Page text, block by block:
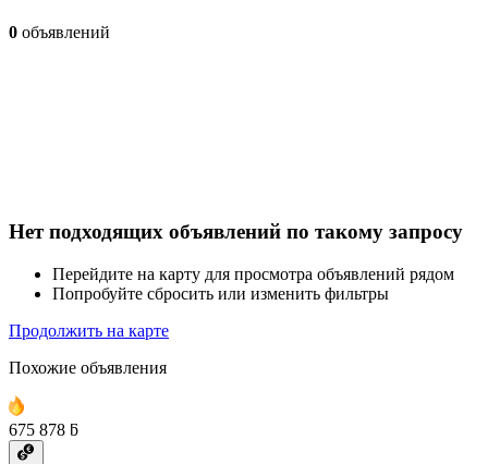
0 объявлений
Нет подходящих объявлений по такому запросу
Перейдите на карту для просмотра объявлений рядом
Попробуйте сбросить или изменить фильтры
Продолжить на карте
Похожие объявления
675 878 ƃ